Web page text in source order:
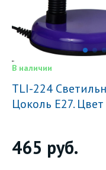
В наличии
TLI-224 Светильник настольный.
Цоколь E27.
465 руб.